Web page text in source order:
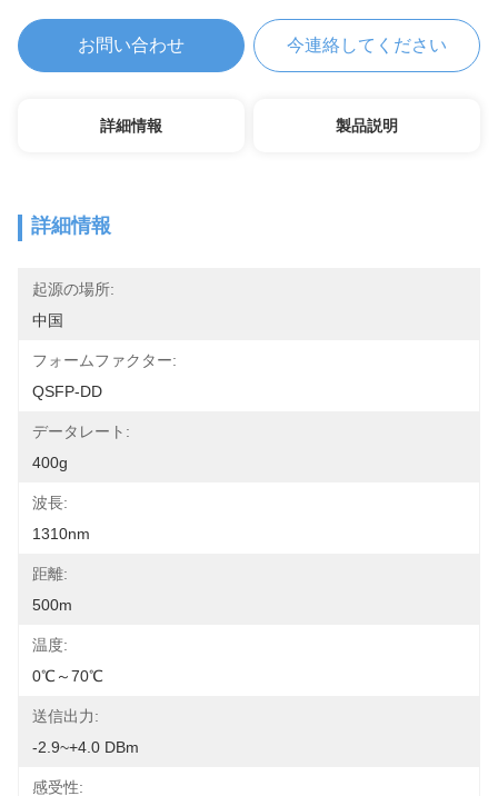
お問い合わせ 今連絡してください
詳細情報 製品説明
詳細情報
起源の場所:
中国
フォームファクター:
QSFP-DD
データレート:
400g
波長:
1310nm
距離:
500m
温度:
0℃～70℃
送信出力:
-2.9~+4.0 DBm
感受性: